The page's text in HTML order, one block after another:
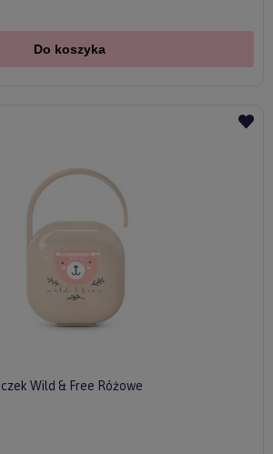
Do koszyka
Wild & Free Różowe